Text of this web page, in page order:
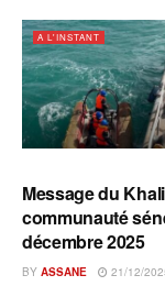
A L'INSTANT
A L'INSTANT
Message du
communauté
décembre 2025
BY ASSANE 21/12/